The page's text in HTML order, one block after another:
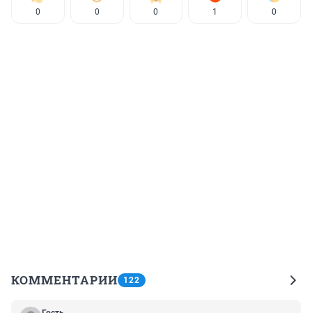
0 0 0 1 0
КОММЕНТАРИИ 122